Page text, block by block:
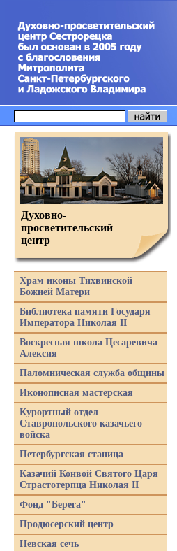
Духовно-
просветительский
центр
Храм иконы Тихвинской
Божией Матери
Библиотека памяти Государя
Императора Николая II
Воскресная школа Цесаревича
Алексия
Паломническая служба общины
Иконописная мастерская
Курортный отдел
Ставропольского казачьего
войска
Петербургская станица
Казачий Конвой Святого Царя
Страстотерпца Николая II
Фонд "Берега"
Продюсерский центр
Невская сечь